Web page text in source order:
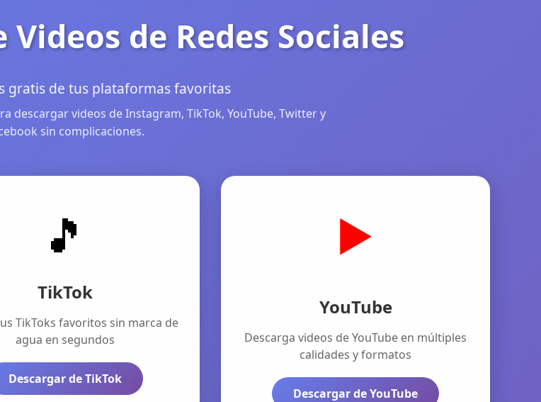
Videos de Redes Sociales
gratis de tus plataformas favoritas
descargar videos de Instagram, TikTok, YouTube, Twitter y
sin complicaciones.
🎵
TikTok
TikToks favoritos sin marca de
agua en segundos
Descargar de TikTok
▶️
YouTube
Descarga videos de YouTube en múltiples
calidades y formatos
Descargar de YouTube